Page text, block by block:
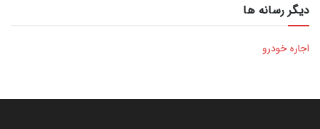
دیگر رسانه ها
اجاره خودرو